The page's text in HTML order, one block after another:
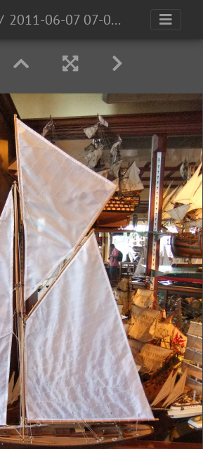
2011-06-07 07-07-48